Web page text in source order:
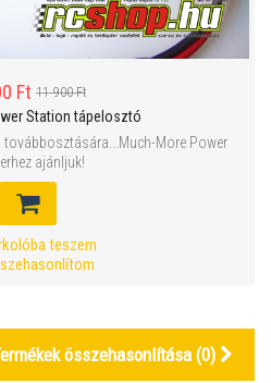
Ft 11 900 Ft
Station tápelosztó
More Power
ajánljuk!
teszem
összehasonlítása (0)